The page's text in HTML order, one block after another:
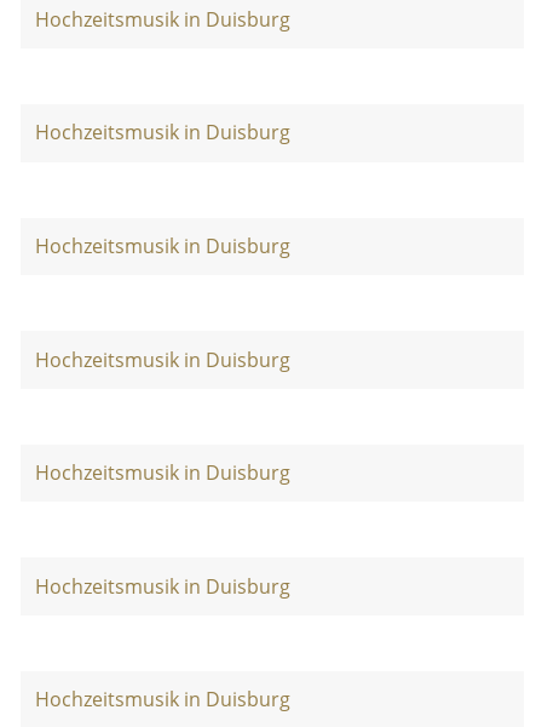
Hochzeitsmusik in Duisburg
Hochzeitsmusik in Duisburg
Hochzeitsmusik in Duisburg
Hochzeitsmusik in Duisburg
Hochzeitsmusik in Duisburg
Hochzeitsmusik in Duisburg
Hochzeitsmusik in Duisburg